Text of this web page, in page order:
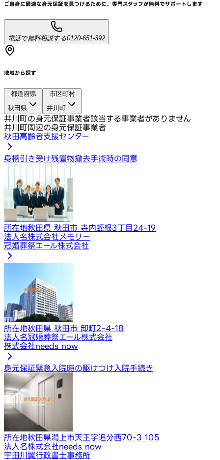
ご自身に最適な身元保証を見つけるために、 専門スタッフが無料でサポートします
電話で無料相談する0120-651-392
地域から探す
都道府県
秋田県
市区町村
井川町
井川町の身元保証事業者該当する事業者がありません
井川町周辺の身元保証事業者
秋田高齢者支援センター
身柄引き受け残置物撤去手術時の同意
所在地秋田県 秋田市 寺内蛭根3丁目24-19
法人名株式会社メモリー
冠婚葬祭エール株式会社
所在地秋田県 秋田市 卸町2-4-18
法人名冠婚葬祭エール株式会社
株式会社needs now
身元保証緊急入院時の駆けつけ 入院手続き
所在地秋田県潟上市天王字追分西70-3 105
法人名株式会社needs now
宇田川翼行政書士事務所